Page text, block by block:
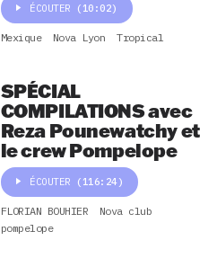
ÉCOUTER (10:02)
Mexique Nova Lyon Tropical
SPÉCIAL
COMPILATIONS avec
Reza Pounewatchy et
le crew Pompelope
ÉCOUTER (116:24)
FLORIAN BOUHIER
Nova club
pompelope